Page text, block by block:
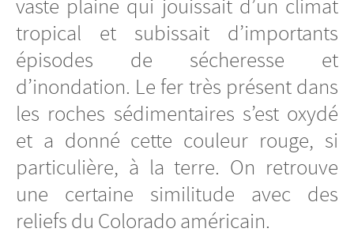
vaste plaine qui jouissait d’un climat
tropical et subissait d’importants
épisodes de sécheresse et
d’inondation. Le fer très présent dans
les roches sédimentaires s’est oxydé
et a donné cette couleur rouge, si
particulière, à la terre. On retrouve
une certaine similitude avec des
reliefs du Colorado américain.